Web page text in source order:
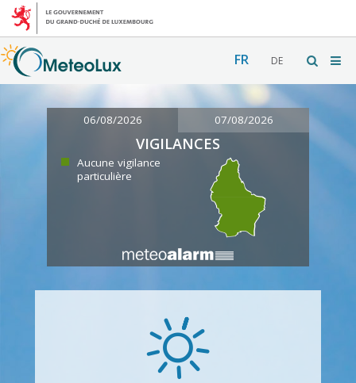
FR DE
06/08/2026 07/08/2026
VIGILANCES
Aucune vigilance
particulière